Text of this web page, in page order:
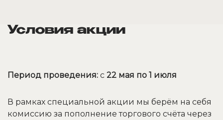
Условия акции
Период проведения: с 22 мая по 1 июля
В рамках специальной акции мы берём на себя
комиссию за пополнение торгового счёта через